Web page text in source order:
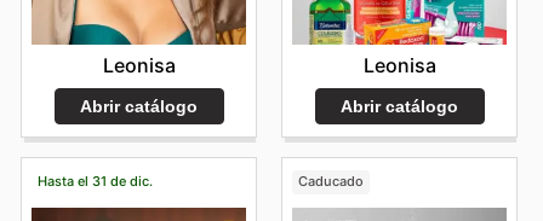
Leonisa
Abrir catálogo
Leonisa
Abrir catálogo
Hasta el 31 de dic. Caducado